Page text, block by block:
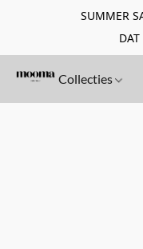
SUMMER
Collecties